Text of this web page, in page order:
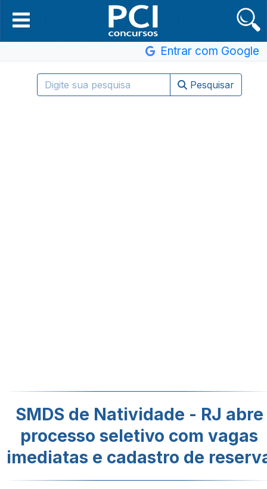
Entrar com Google
Pesquisar
SMDS de Natividade - RJ abre
processo seletivo com vagas
imediatas e cadastro de